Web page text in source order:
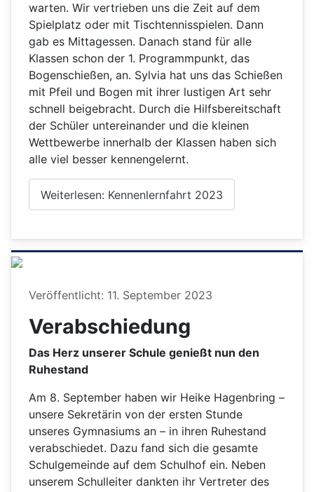
warten. Wir vertrieben uns die Zeit auf dem
Spielplatz oder mit Tischtennisspielen. Dann
gab es Mittagessen. Danach stand für alle
Klassen schon der 1. Programmpunkt, das
Bogenschießen, an. Sylvia hat uns das Schießen
mit Pfeil und Bogen mit ihrer lustigen Art sehr
schnell beigebracht. Durch die Hilfsbereitschaft
der Schüler untereinander und die kleinen
Wettbewerbe innerhalb der Klassen haben sich
alle viel besser kennengelernt.
Weiterlesen: Kennenlernfahrt 2023
Details
Veröffentlicht: 11. September 2023
Verabschiedung
Das Herz unserer Schule genießt nun den
Ruhestand
Am 8. September haben wir Heike Hagenbring –
unsere Sekretärin von der ersten Stunde
unseres Gymnasiums an – in ihren Ruhestand
verabschiedet. Dazu fand sich die gesamte
Schulgemeinde auf dem Schulhof ein. Neben
unserem Schulleiter dankten ihr Vertreter des